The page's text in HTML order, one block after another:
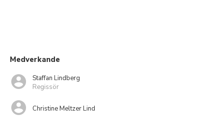
Medverkande
Staffan Lindberg
Regissör
Christine Meltzer Lind